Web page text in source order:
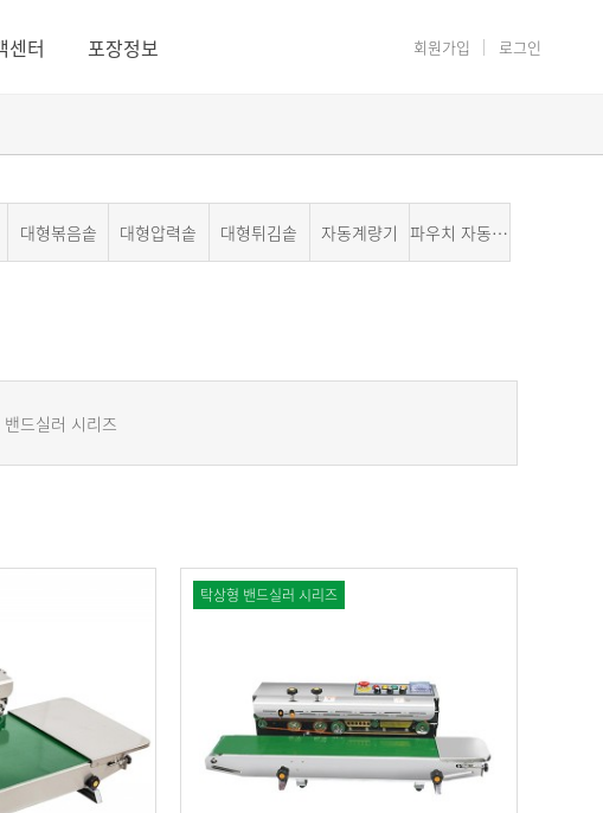
센터 포장정보 회원가입 로그인
대형볶음솥 대형압력솥 대형튀김솥 자동계량기 파우치 자동포장기계
밴드실러 시리즈
탁상형 밴드실러 시리즈